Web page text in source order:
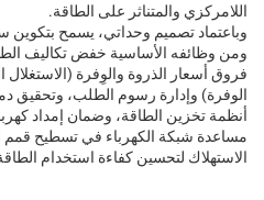
اللامركزي والمتناثر على الطاقة.
وباعتماد تصميم وحداتي، يسمح
ومن وظائفه الأساسية خفض تكاليف
فروق أسعار الذروة والوِفرة
الوفرة) وإدارة رسوم الطلب، وتحقيق
أنظمة تخزين الطاقة، وضمان إمداد
مساعدة شبكة الكهرباء في تسطيح قمم
الاستهلاك لتحسين كفاءة استخدام